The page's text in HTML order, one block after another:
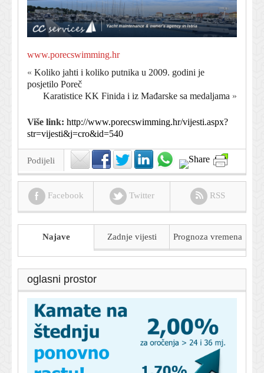
www.porecswimming.hr
« Koliko jahti i koliko putnika u 2009. godini je
posjetilo Poreč
Karatistice KK Finida i iz Mađarske sa medaljama »
Više link: http://www.porecswimming.hr/vijesti.aspx?
str=vijesti&j=cro&id=540
Podijeli
Facebook Twitter RSS
Najave Zadnje vijesti Prognoza vremena
oglasni prostor